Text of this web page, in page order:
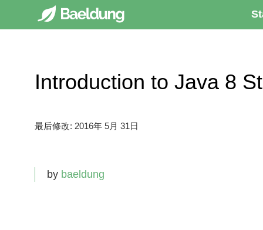
Introduction to Java 8
最后修改: 2016年 5月 31日
by baeldung